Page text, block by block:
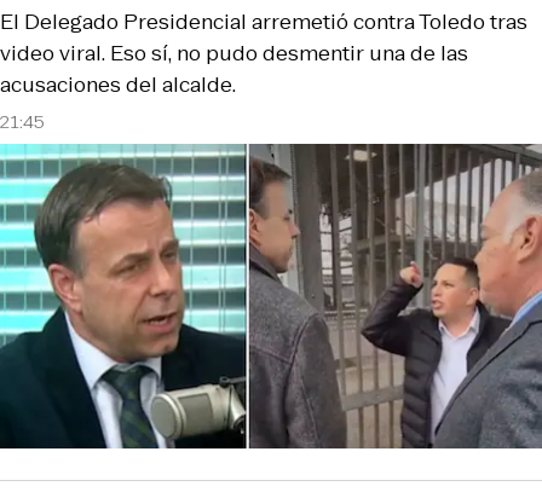
21:45
El Delegado Presidencial arremetió contra Toledo tras
video viral. Eso sí, no pudo desmentir una de las
acusaciones del alcalde.